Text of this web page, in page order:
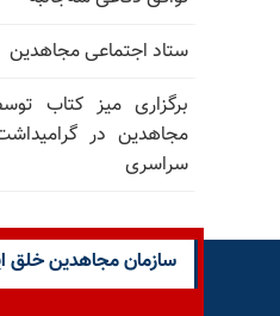
ستاد اجتماعی مجاهدین
برگزاری میز کتاب
مجاهدین در
سراسری
سازمان مجاهدین خلق